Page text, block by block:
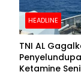
HEADLINE
TNI AL
Ketamine